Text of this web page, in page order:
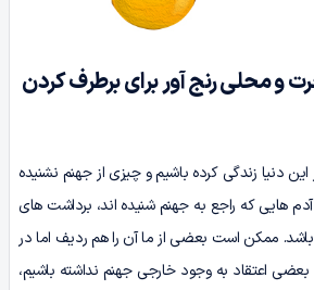
و محلی رنج آور برای برطرف کردن
دنیا زندگی کرده باشیم و چیزی از جهنم نشنیده
آدم هایی که راجع به جهنم شنیده‌ اند، برداشت‌ های
باشد. ممکن است بعضی از ما آن را هم‌ ردیف اما در
اعتقاد به وجود خارجی جهنم نداشته باشیم،